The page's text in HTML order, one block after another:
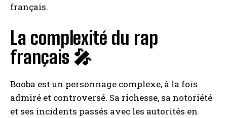
français.
La complexité du rap
français 🎤
Booba est un personnage complexe, à la fois
admiré et controversé. Sa richesse, sa notoriété
et ses incidents passés avec les autorités en